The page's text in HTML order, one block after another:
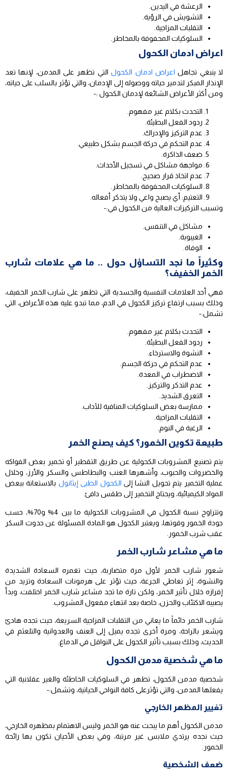
الرعشة في اليدين.
التشويش في الرؤية.
التقلبات المزاجية.
السلوكيات المحفوفة بالمخاطر.
اعراض ادمان الكحول
لا ينبغي تجاهل اعراض ادمان الكحولالتي تظهر على المدمن، لإنها تعد
الإنذار المبكر لتدمير حياته ووصوله إلى الإدمان، والتي تؤثر بالسلب على حياته،
ومن أكثر الأعراض الشائعة لإدمان الكحول :-
التحدث بكلام غير مفهوم.
ردود الفعل البطيئة.
عدم التركيز والإدراك.
عدم التحكم في حركة الجسم بشكل طبيعي.
ضعف الذاكرة.
مواجهة مشاكل في تسجيل الأحداث.
عدم اتخاذ قرار صحيح.
السلوكيات المحفوفة بالمخاطر.
التعتيم: أي يصبح واعي ولا يتذكر أفعاله.
وتسبب التركيزات العالية من الكحول في:-
مشاكل في التنفس.
الغيبوبة.
الوفاة.
وكثيراً ما نجد التساؤل حول .. ما هي علامات شارب
الخمر الخفيف؟
فهي أحد العلامات النفسية والجسدية التي تظهر على شارب الخمر الخفيف،
وذلك بسبب ارتفاع تركيز الكحول في الدم، مما تبدو عليه هذه الأعراض، التي
تشمل:-
التحدث بكلام غير مفهوم.
ردود الفعل البطيئة.
النشوة والاسترخاء.
عدم التحكم في حركة الجسم.
الاضطراب في المعدة.
عدم التذكر والتركيز.
التعرق الشديد.
ممارسة بعض السلوكيات المنافية للآداب.
التقلبات المزاجية.
الرغبة في النوم.
طبيعة تكوين الخمور؟ كيف يصنع الخمر
يتم تصنيع المشروبات الكحولية عن طريق التقطير أو تخمير بعض الفواكه
والخضروات والحبوب، وأشهرها العنب والبطاطس والسكر والأرز، وخلال
عملية التخمير يتم تحويل النشا إلىالكحول الطبى إيثانول بالاستعانة ببعض
المواد الكيميائية، ويحتاج التخمير إلى طقس دافئ.
وتتراوح نسبة الكحول في المشروبات الكحولية ما بين 4% و70%، حسب
جودة الخمور وقوتها، ويعتبر الكحول هو المادة المسئولة عن حدوث السكر
عقب شرب الخمور.
ما هي مشاعر شارب الخمر
شعور شارب الخمر لأول مرة متضاربة، حيث تغمره السعادة الشديدة
والنشوة، إثر تعاطي الجرعة، حيث تؤثر على هرمونات السعادة وتزيد من
إفرازه خلال تأثير الخمر، ولكن تارة ما تجد مشاعر شارب الخمر اختلفت، وبدأ
يصيبه الاكتئاب والحزن، خاصة بعد انتهاء مفعول المشروب.
شارب الخمر دائماً ما يعاني من التقلبات المزاجية السريعة، حيث تجده هادئ
ويشعر بالراحة، ومرة أخرى تجده يميل إلى العنف والعدوانية والتلعثم في
الحديث، وذلك بسبب تأثير الكحول على النواقل في الدماغ.
ما هي شخصية مدمن الكحول
شخصية مدمن الكحول، تظهر في السلوكيات الخاطئة والغير عقلانية التي
يفعلها المدمن، والتي تؤثرعلى كافة النواحي الحياتية، وتشمل:-
تغيير المظهر الخارجي
مدمن الكحول أهم ما يبحث عنه هو الخمر وليس الاهتمام بمظهره الخارجي،
حيث نجده يرتدي ملابس غير مرتبة، وفي بعض الأحيان تكون بها رائحة
الخمور.
ضعف الشخصية